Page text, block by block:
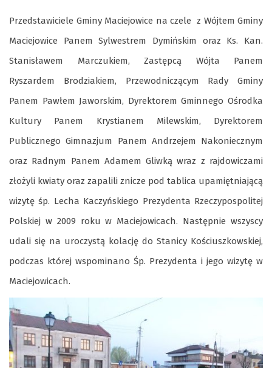
Przedstawiciele Gminy Maciejowice na czele z Wójtem Gminy
Maciejowice Panem Sylwestrem Dymińskim oraz Ks. Kan.
Stanisławem Marczukiem, Zastępcą Wójta Panem
Ryszardem Brodziakiem, Przewodniczącym Rady Gminy
Panem Pawłem Jaworskim, Dyrektorem Gminnego Ośrodka
Kultury Panem Krystianem Milewskim, Dyrektorem
Publicznego Gimnazjum Panem Andrzejem Nakoniecznym
oraz Radnym Panem Adamem Gliwką wraz z rajdowiczami
złożyli kwiaty oraz zapalili znicze pod tablica upamiętniającą
wizytę śp. Lecha Kaczyńskiego Prezydenta Rzeczypospolitej
Polskiej w 2009 roku w Maciejowicach. Następnie wszyscy
udali się na uroczystą kolację do Stanicy Kościuszkowskiej,
podczas której wspominano Śp. Prezydenta i jego wizytę w
Maciejowicach.